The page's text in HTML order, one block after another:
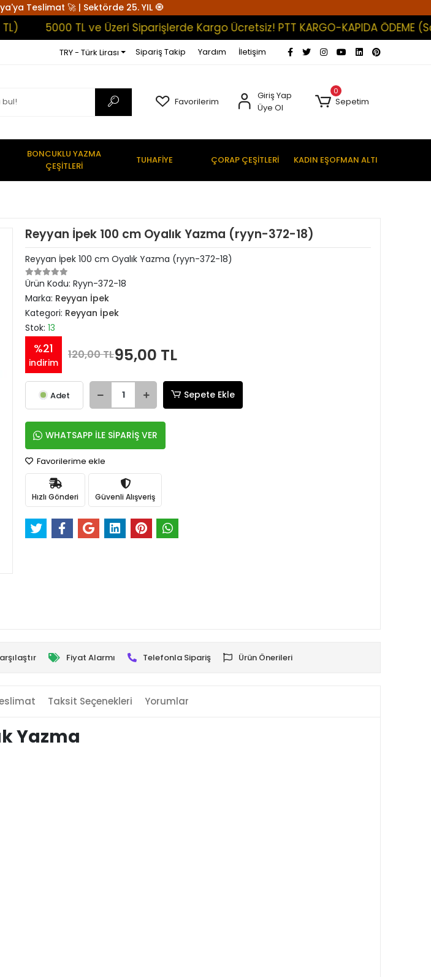
Teslimat 🚀 | Sektörde 25. YIL 🧿
5000 TL ve Üzeri Siparişlerde Kargo Ücretsiz! PTT KARGO-KAPIDA ÖDEME
TRY - Türk Lirası Sipariş Takip Yardım İletişim
Favorilerim
Giriş Yap
Üye Ol
0
Sepetim
BONCUKLU YAZMA
ÇEŞİTLERİ
TUHAFİYE ÇORAP ÇEŞİTLERİ KADIN EŞOFMAN ALTI
Reyyan İpek 100 cm Oyalık Yazma (ryyn-372-18)
Reyyan İpek 100 cm Oyalık Yazma (ryyn-372-18)
Ürün Kodu: Ryyn-372-18
Marka: Reyyan İpek
Kategori: Reyyan İpek
Stok: 13
%21
indirim
120,00 TL95,00 TL
Adet Sepete Ekle
WHATSAPP İLE SİPARİŞ VER
Favorilerime ekle
Hızlı Gönderi Güvenli Alışveriş
Fiyat Alarmı Telefonla Sipariş Ürün Önerileri
Taksit Seçenekleri Yorumlar
Yazma